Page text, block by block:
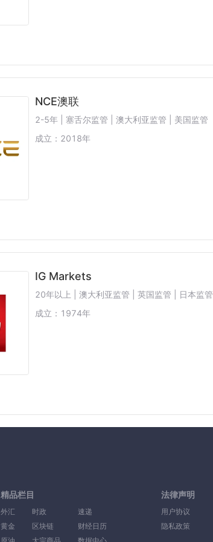
NCE澳联
2-5年 | 塞舌尔监管 | 澳大利亚监管 | 美国监管
成立： 2018年
IG Markets
20年以上 | 澳大利亚监管 | 英国监管 | 日本监管
成立： 1974年
精品栏目
外汇 时政
速递
黄金
区块链
财经日历
法律声明
用户协议
隐私政策